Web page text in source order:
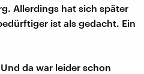
Allerdings hat sich später
ist als gedacht. Ein
da war leider schon